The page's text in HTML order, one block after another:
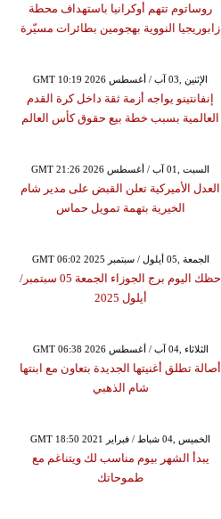
روساتوم تتهم أوكرانيا باستهداف محطة
زابوريجيا النووية بهجومين بطائرات مسيّرة
GMT 10:19 2026 الإثنين ,03 آب / أغسطس
إنفانتينو يواجه أزمة ثقة داخل كرة القدم
العالمية بسبب خطة بيع حقوق كأس العالم
GMT 21:26 2026 السبت ,01 آب / أغسطس
العدل الأميركية تعلن القبض على مدير شام
الخيرية بتهمة تمويل حماس
GMT 06:02 2025 الجمعة ,05 أيلول / سبتمبر
حظك اليوم برج الجوزاء الجمعة 05 سبتمبر/
أيلول 2025
GMT 06:38 2026 الثلاثاء ,04 آب / أغسطس
أصالة تطلق أغنيتها الجديدة بتعاون مع ابنتها
شام الذهبي
GMT 18:50 2021 الخميس ,04 شباط / فبراير
يبدأ الشهر بيوم مناسب لك ويتناغم مع
طموحاتك